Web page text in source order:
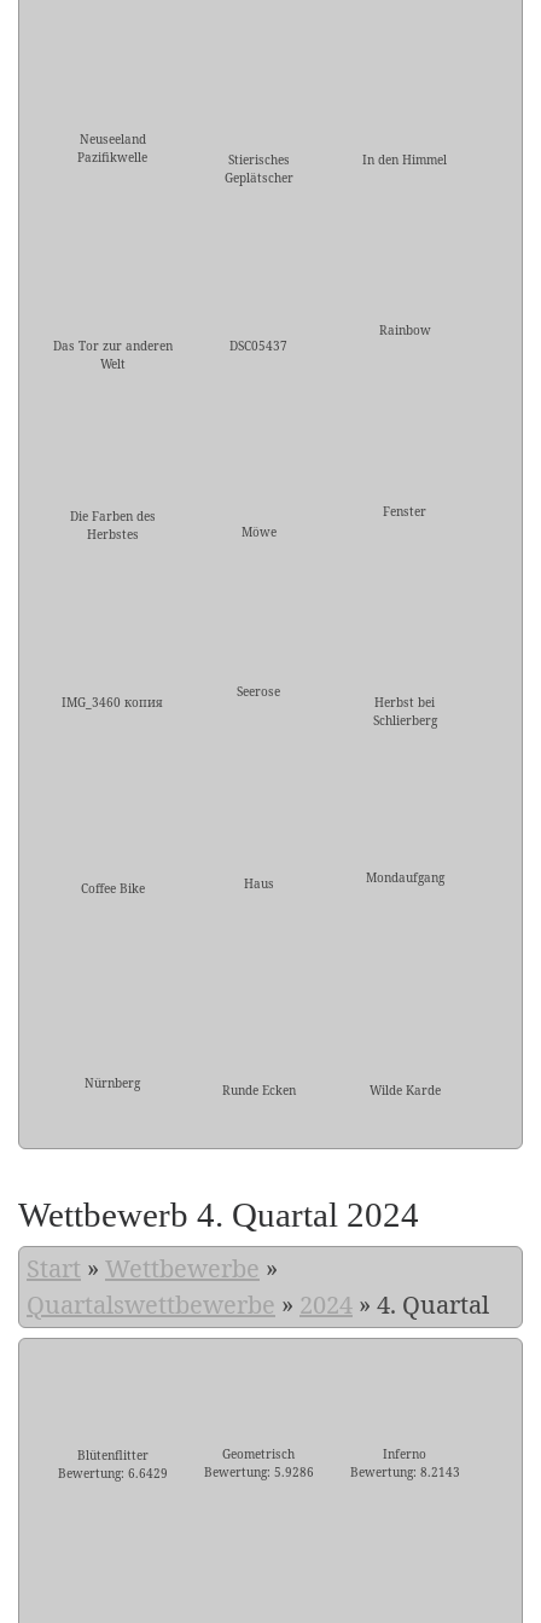
Neuseeland
Pazifikwelle
Stierisches
Geplätscher
In den Himmel
Das Tor zur anderen
Welt
DSC05437
Rainbow
Die Farben des
Herbstes
Möwe
Fenster
IMG_3460 копия
Seerose
Herbst bei
Schlierberg
Coffee Bike Haus Mondaufgang
Nürnberg Runde Ecken Wilde Karde
Wettbewerb 4. Quartal 2024
Start » Wettbewerbe »
Quartalswettbewerbe » 2024 » 4. Quartal
Blütenflitter
Bewertung: 6.6429
Geometrisch
Bewertung: 5.9286
Inferno
Bewertung: 8.2143